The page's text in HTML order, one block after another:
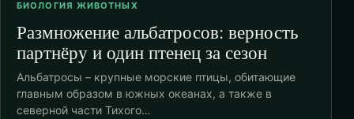
БИОЛОГИЯ ЖИВОТНЫХ
Размножение альбатросов: верность
партнёру и один птенец за сезон
Альбатросы – крупные морские птицы, обитающие
главным образом в южных океанах, а также в
северной части Тихого…